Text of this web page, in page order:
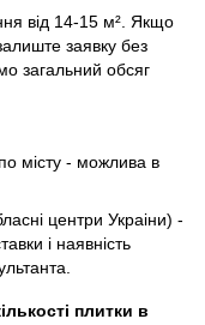
від 14-15 м². Якщо
заявку без
загальний обсяг
місту - можлива в
центри Украіни) -
і наявність
плитки в